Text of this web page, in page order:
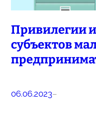
Привилегии
субъектов
06.06.2023–